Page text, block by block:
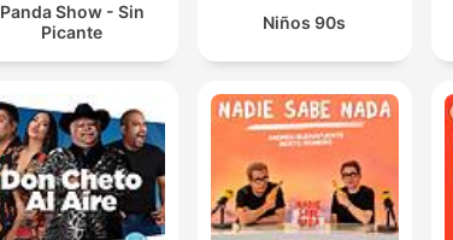
Panda Show - Sin
Picante
Niños 90s